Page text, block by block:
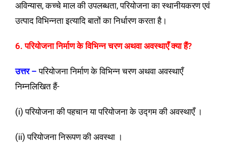
अविन्यास, कच्चे माल की उपलब्धता, परियोजना का स्थानीयकरण एवं
उत्पाद विभिन्नता इत्यादि बातों का निर्धारण करता है।
6. परियोजना निर्माण के विभिन्न चरण अथवा अवस्थाएँ क्या हैं?
उत्तर – परियोजना निर्माण के विभिन्न चरण अथवा अवस्थाएँ
निम्नलिखित हैं-
(i) परियोजना की पहचान या परियोजना के उद्गम की अवस्थाएँ ।
(ii) परियोजना निरूपण की अवस्था ।